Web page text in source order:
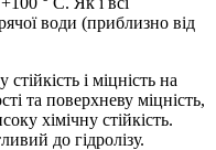
води (приблизно від
і міцність на
та поверхневу міцність,
хімічну стійкість.
до гідролізу.